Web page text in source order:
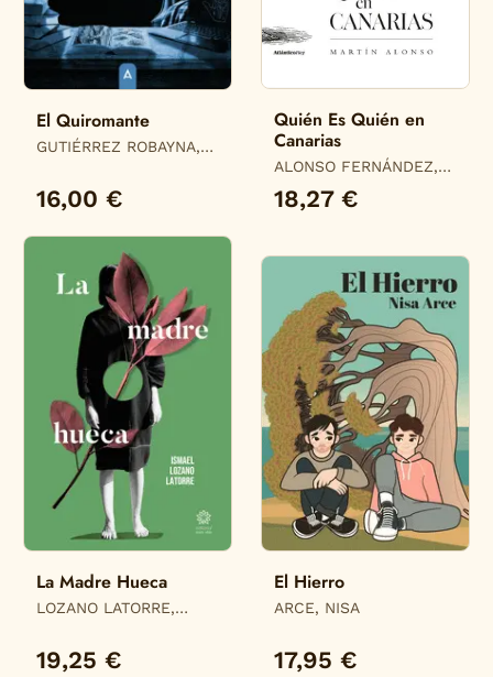
El Quiromante
GUTIÉRREZ ROBAYNA,
16,00 €
Quién Es Quién en
Canarias
ALONSO FERNÁNDEZ,
18,27 €
La Madre Hueca
LOZANO LATORRE,
19,25 €
El Hierro
ARCE, NISA
17,95 €